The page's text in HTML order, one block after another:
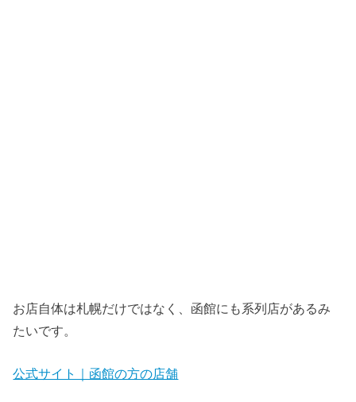
お店自体は札幌だけではなく、函館にも系列店があるみ
たいです。
公式サイト｜函館の方の店舗